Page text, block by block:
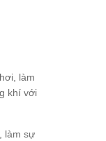
làm
khí với
làm sự